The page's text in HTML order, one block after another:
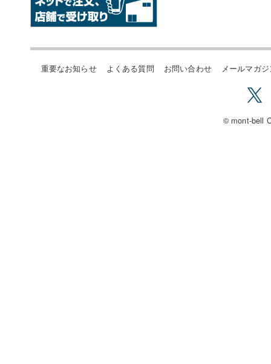
重要なお知らせ よくある質問 お問い合わせ メールマガ
© mont-bell